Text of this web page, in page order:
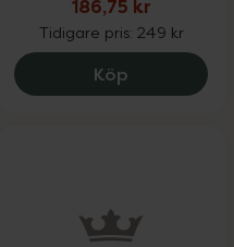
Scalp Restore
186,75 kr
Tidigare pris: 249 kr
Köp Umberto